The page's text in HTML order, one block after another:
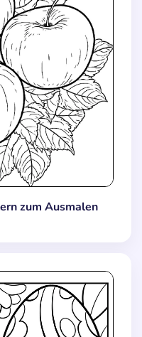
zum Ausmalen